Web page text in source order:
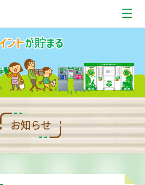
使い方
お問い合わせ
お知らせ